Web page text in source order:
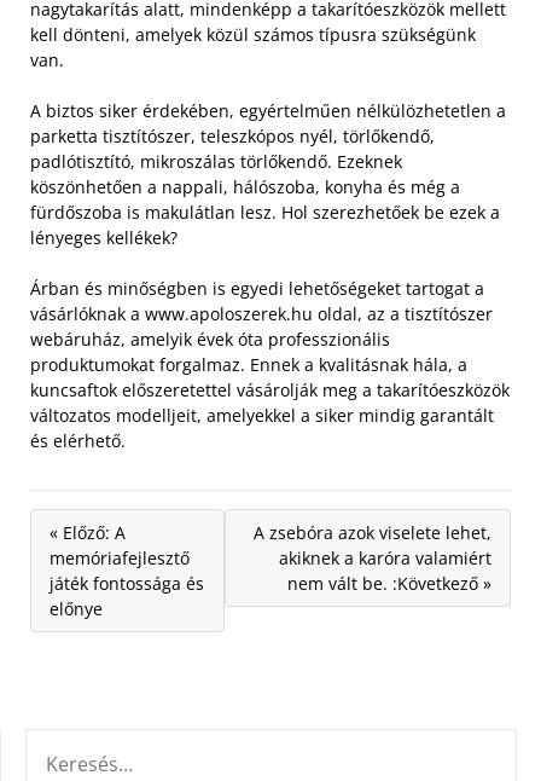
nagytakarítás alatt, mindenképp a takarítóeszközök mellett
kell dönteni, amelyek közül számos típusra szükségünk
van.
A biztos siker érdekében, egyértelműen nélkülözhetetlen a
parketta tisztítószer, teleszkópos nyél, törlőkendő,
padlótisztító, mikroszálas törlőkendő. Ezeknek
köszönhetően a nappali, hálószoba, konyha és még a
fürdőszoba is makulátlan lesz. Hol szerezhetőek be ezek a
lényeges kellékek?
Árban és minőségben is egyedi lehetőségeket tartogat a
vásárlóknak a www.apoloszerek.hu oldal, az a tisztítószer
webáruház, amelyik évek óta professzionális
produktumokat forgalmaz. Ennek a kvalitásnak hála, a
kuncsaftok előszeretettel vásárolják meg a takarítóeszközök
változatos modelljeit, amelyekkel a siker mindig garantált
és elérhető.
« Előző: A
memóriafejlesztő
játék fontossága és
előnye
A zsebóra azok viselete lehet,
akiknek a karóra valamiért
nem vált be. :Következő »